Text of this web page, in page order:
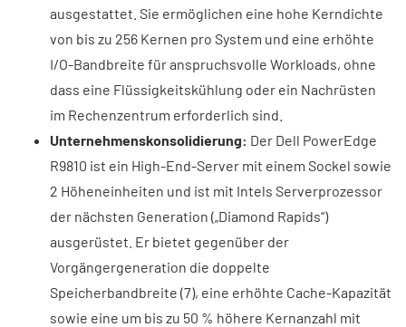
ausgestattet. Sie ermöglichen eine hohe Kerndichte
von bis zu 256 Kernen pro System und eine erhöhte
I/O-Bandbreite für anspruchsvolle Workloads, ohne
dass eine Flüssigkeitskühlung oder ein Nachrüsten
im Rechenzentrum erforderlich sind.
Unternehmenskonsolidierung: Der Dell PowerEdge
R9810 ist ein High-End-Server mit einem Sockel sowie
2 Höheneinheiten und ist mit Intels Serverprozessor
der nächsten Generation („Diamond Rapids“)
ausgerüstet. Er bietet gegenüber der
Vorgängergeneration die doppelte
Speicherbandbreite (7), eine erhöhte Cache-Kapazität
sowie eine um bis zu 50 % höhere Kernanzahl mit